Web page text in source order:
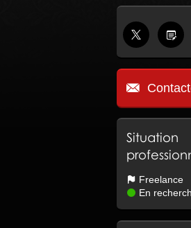
Situation
Freelance
En